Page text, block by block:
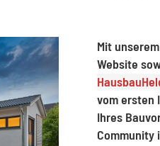
Mit
Website
vom ersten
Ihres
Community